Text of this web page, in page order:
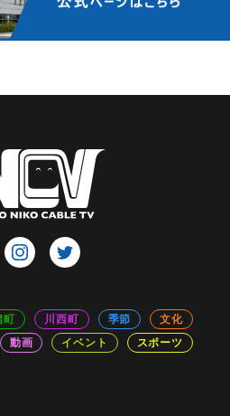
町 川西町 季節
文化
動画 イベント
スポーツ